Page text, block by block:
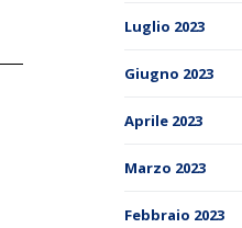
Luglio 2023
Giugno 2023
Aprile 2023
Marzo 2023
Febbraio 2023